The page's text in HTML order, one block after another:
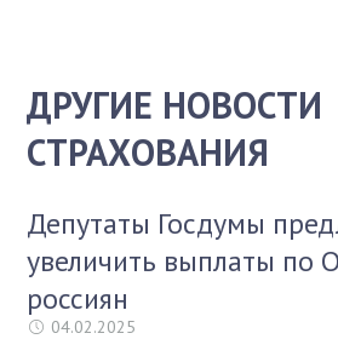
ДРУГИЕ НОВОСТИ
СТРАХОВАНИЯ
Депутаты Госдумы
увеличить выплаты по
россиян
04.02.2025